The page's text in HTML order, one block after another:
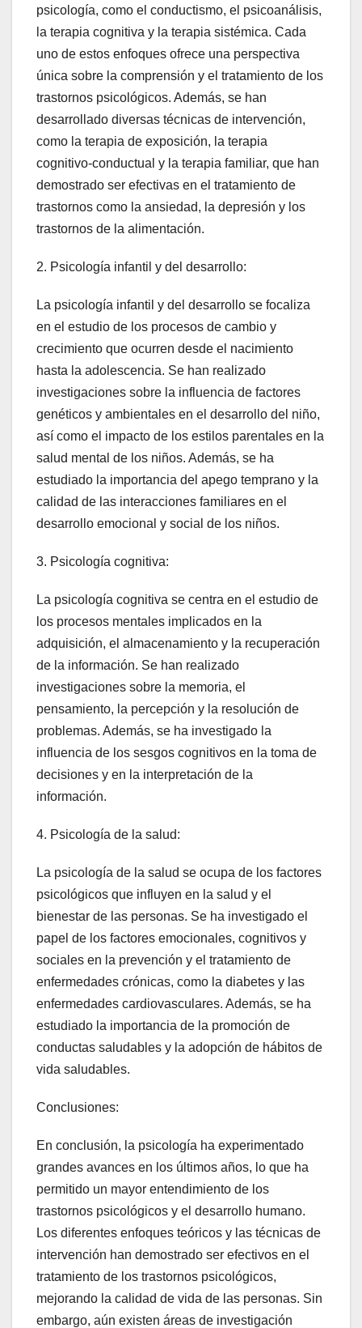
psicología, como el conductismo, el psicoanálisis,
la terapia cognitiva y la terapia sistémica. Cada
uno de estos enfoques ofrece una perspectiva
única sobre la comprensión y el tratamiento de los
trastornos psicológicos. Además, se han
desarrollado diversas técnicas de intervención,
como la terapia de exposición, la terapia
cognitivo-conductual y la terapia familiar, que han
demostrado ser efectivas en el tratamiento de
trastornos como la ansiedad, la depresión y los
trastornos de la alimentación.
2. Psicología infantil y del desarrollo:
La psicología infantil y del desarrollo se focaliza
en el estudio de los procesos de cambio y
crecimiento que ocurren desde el nacimiento
hasta la adolescencia. Se han realizado
investigaciones sobre la influencia de factores
genéticos y ambientales en el desarrollo del niño,
así como el impacto de los estilos parentales en la
salud mental de los niños. Además, se ha
estudiado la importancia del apego temprano y la
calidad de las interacciones familiares en el
desarrollo emocional y social de los niños.
3. Psicología cognitiva:
La psicología cognitiva se centra en el estudio de
los procesos mentales implicados en la
adquisición, el almacenamiento y la recuperación
de la información. Se han realizado
investigaciones sobre la memoria, el
pensamiento, la percepción y la resolución de
problemas. Además, se ha investigado la
influencia de los sesgos cognitivos en la toma de
decisiones y en la interpretación de la
información.
4. Psicología de la salud:
La psicología de la salud se ocupa de los factores
psicológicos que influyen en la salud y el
bienestar de las personas. Se ha investigado el
papel de los factores emocionales, cognitivos y
sociales en la prevención y el tratamiento de
enfermedades crónicas, como la diabetes y las
enfermedades cardiovasculares. Además, se ha
estudiado la importancia de la promoción de
conductas saludables y la adopción de hábitos de
vida saludables.
Conclusiones:
En conclusión, la psicología ha experimentado
grandes avances en los últimos años, lo que ha
permitido un mayor entendimiento de los
trastornos psicológicos y el desarrollo humano.
Los diferentes enfoques teóricos y las técnicas de
intervención han demostrado ser efectivos en el
tratamiento de los trastornos psicológicos,
mejorando la calidad de vida de las personas. Sin
embargo, aún existen áreas de investigación